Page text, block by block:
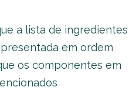
a lista de ingredientes
em ordem
os componentes em